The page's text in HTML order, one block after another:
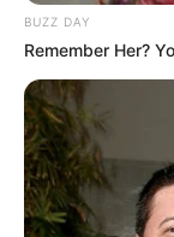
BUZZ DAY
Remember Her?